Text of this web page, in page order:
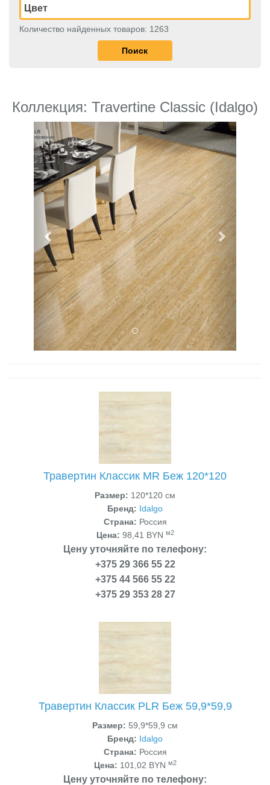
Количество найденных товаров: 1263
Коллекция: Travertine Classic (Idalgo)
Previous Next
Травертин Классик MR Беж 120*120
Размер: 120*120 см
Бренд: Idalgo
Страна: Россия
Цена: 98,41 BYN м2
Цену уточняйте по телефону:
+375 29 366 55 22
+375 44 566 55 22
+375 29 353 28 27
Травертин Классик PLR Беж 59,9*59,9
Размер: 59,9*59,9 см
Бренд: Idalgo
Страна: Россия
Цена: 101,02 BYN м2
Цену уточняйте по телефону: